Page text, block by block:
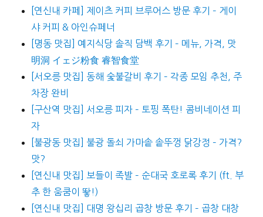
[연신내 카페] 제이츠 커피 브루어스 방문 후기 – 게이
샤 커피 & 아인슈페너
[명동 맛집] 예지식당 솔직 담백 후기 – 메뉴, 가격, 맛
明洞 イェジ粉食 睿智食堂
[서오릉 맛집] 동해 숯불갈비 후기 – 각종 모임 추천, 주
차장 완비
[구산역 맛집] 서오릉 피자 – 토핑 폭탄! 콤비네이션 피
자
[불광동 맛집] 불광 돌쇠 가마솥 솥뚜껑 닭강정 – 가격?
맛?
[연신내 맛집] 보들이 족발 – 순대국 호로록 후기 (ft. 부
추 한 움쿰이 뙇!)
[연신내 맛집] 대명 왕십리 곱창 방문 후기 – 곱창 대창